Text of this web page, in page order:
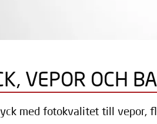
VEPOR OCH
med fotokvalitet till vepor,